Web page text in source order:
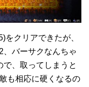
をクリアできたが、
、バーサクなんちゃ
、取ってしまうと
も相応に硬くなるの